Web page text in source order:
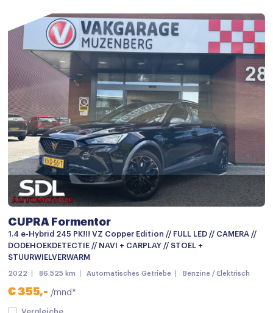
Parkeersensor achter
Parkeersensor voor
Parkeersensor voor en achter
Achteruitrijcamera
Android auto
Apple carplay
Audio installatie
Bluetooth telefoonvoorbereiding
Multimedia-voorbereiding
Multimedia systeem
Navigatie
Navigatiesysteem full map
Spraakbediening
CUPRA Formentor
1.4 e-Hybrid 245 PK!!! VZ Copper Edition // FULL LED // CAMERA //
DODEHOEKDETECTIE // NAVI + CARPLAY // STOEL +
STUURWIELVERWARM
2022 86.525 km Automatisches Getriebe Benzine / Elektrisch
€ 355,- /mnd*
Vergleiche